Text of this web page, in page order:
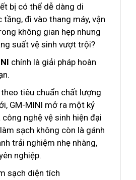
bị có thể dễ dàng di
tầng, đi vào thang máy, vận
không gian hẹp nhưng
suất vệ sinh vượt trội?
chính là giải pháp hoàn
tiêu chuẩn chất lượng
GM-MINI mở ra một kỷ
nghệ vệ sinh hiện đại
sạch không còn là gánh
trải nghiệm nhẹ nhàng,
nghiệp.
sạch diện tích